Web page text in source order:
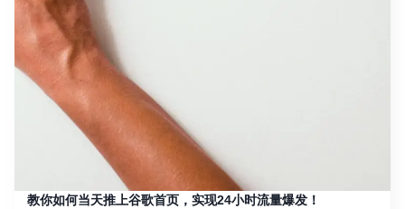
教你如何当天推上谷歌首页，实现24小时流量爆发！